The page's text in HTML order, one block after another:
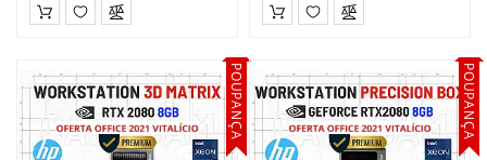
ideal para os escritórios e
é extremame..
ideal para os escritórios e
é extremamente sile..
POUPANÇA POUPANÇA